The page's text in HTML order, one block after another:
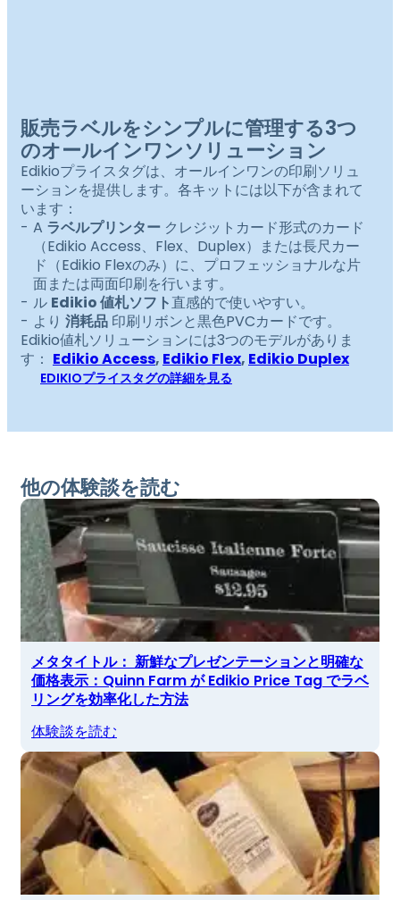
販売ラベルをシンプルに管理する3つ
のオールインワンソリューション
Edikioプライスタグは、オールインワンの印刷ソリュ
ーションを提供します。各キットには以下が含まれて
います：
A ラベルプリンター クレジットカード形式のカード
（Edikio Access、Flex、Duplex）または長尺カー
ド（Edikio Flexのみ）に、プロフェッショナルな片
面または両面印刷を行います。
ル Edikio 値札ソフト直感的で使いやすい。
より 消耗品 印刷リボンと黒色PVCカードです。
Edikio値札ソリューションには3つのモデルがありま
す： Edikio Access, Edikio Flex, Edikio Duplex
EDIKIOプライスタグの詳細を見る
他の体験談を読む
メタタイトル： 新鮮なプレゼンテーションと明確な
価格表示：Quinn Farm が Edikio Price Tag でラベ
リングを効率化した方法
体験談を読む